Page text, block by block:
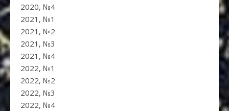
2020, №4
2021, №1
2021, №2
2021, №3
2021, №4
2022, №1
2022, №2
2022, №3
2022, №4